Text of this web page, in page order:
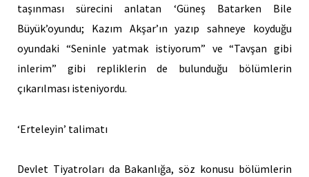
taşınması sürecini anlatan ‘Güneş Batarken Bile
Büyük’oyundu; Kazım Akşar’ın yazıp sahneye koyduğu
oyundaki “Seninle yatmak istiyorum” ve “Tavşan gibi
inlerim” gibi repliklerin de bulunduğu bölümlerin
çıkarılması isteniyordu.
‘Erteleyin’ talimatı
Devlet Tiyatroları da Bakanlığa, söz konusu bölümlerin